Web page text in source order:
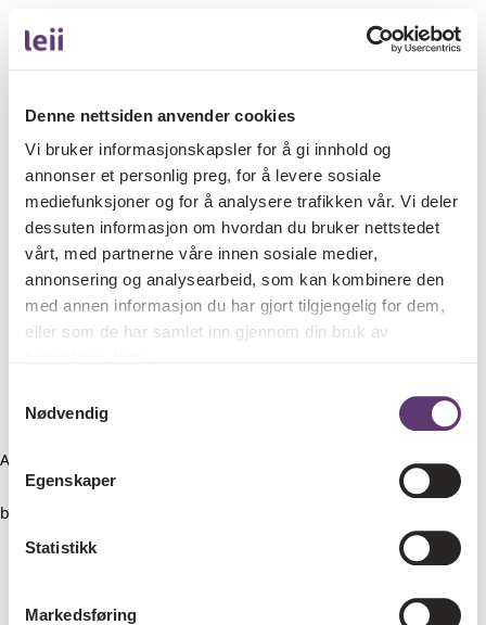
Denne nettsiden anvender cookies
Vi bruker informasjonskapsler for å gi innhold og
annonser et personlig preg, for å levere sosiale
mediefunksjoner og for å analysere trafikken vår. Vi deler
dessuten informasjon om hvordan du bruker nettstedet
vårt, med partnerne våre innen sosiale medier,
annonsering og analysearbeid, som kan kombinere den
med annen informasjon du har gjort tilgjengelig for dem,
eller som de har samlet inn gjennom din bruk av
Nødvendig
Egenskaper
Statistikk
Markedsføring
Application error: a client-side exception has occurred (see the
browser console for more information)